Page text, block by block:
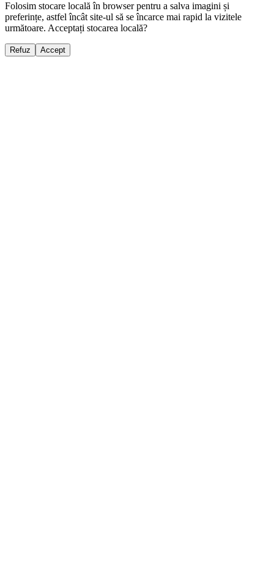
Folosim stocare locală în browser pentru a salva imagini și
preferințe, astfel încât site-ul să se încarce mai rapid la vizitele
următoare. Acceptați stocarea locală?
Refuz Accept